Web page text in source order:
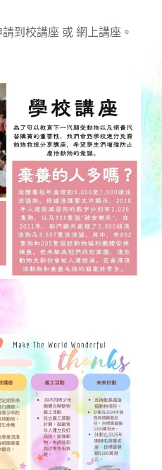
到校講座 或 網上講座。